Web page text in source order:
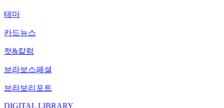
테마
카드뉴스
컷&칼럼
브라보스페셜
브라보리포트
DIGITAL LIBRARY